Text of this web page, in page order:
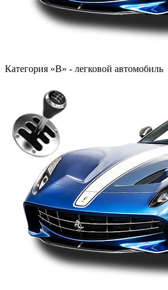
Категория «B» - легковой автомобиль